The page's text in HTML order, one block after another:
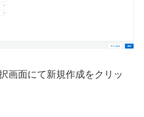
画面にて新規作成をクリッ